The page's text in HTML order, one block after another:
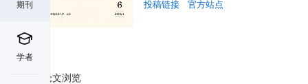
期刊
学者
投稿链接 官方站点
论文浏览